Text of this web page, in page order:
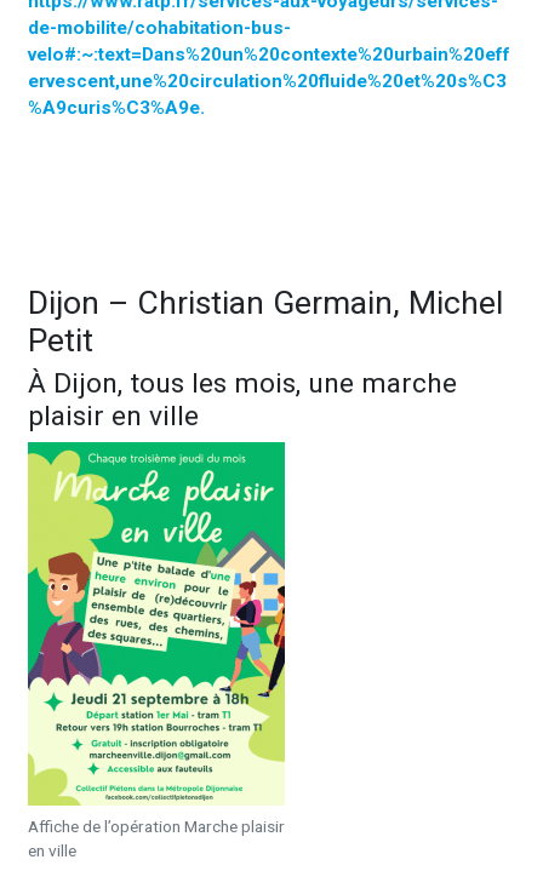
de-mobilite/cohabitation-bus-
velo#:~:text=Dans%20un%20contexte%20urbain%20eff
ervescent,une%20circulation%20fluide%20et%20s%C3
%A9curis%C3%A9e.
Dijon – Christian Germain, Michel
Petit
À Dijon, tous les mois, une marche
plaisir en ville
Affiche de l’opération Marche plaisir
en ville